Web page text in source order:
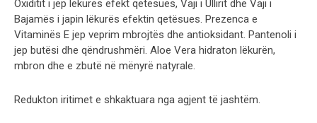
Oxiditit i jep lëkurës efekt qetësues, Vaji i Ullirit dhe Vaji i
Bajamës i japin lëkurës efektin qetësues. Prezenca e
Vitaminës E jep veprim mbrojtës dhe antioksidant. Pantenoli i
jep butësi dhe qëndrushmëri. Aloe Vera hidraton lëkurën,
mbron dhe e zbutë në mënyrë natyrale.
Redukton iritimet e shkaktuara nga agjent të jashtëm.